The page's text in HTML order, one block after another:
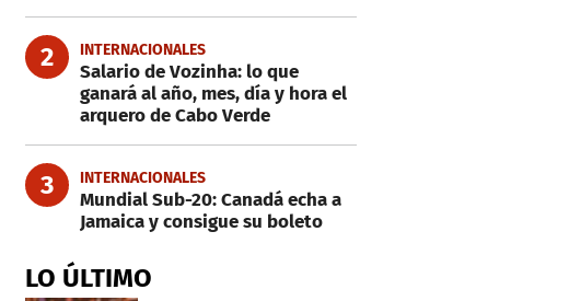
2 INTERNACIONALES
Salario de Vozinha: lo que
ganará al año, mes, día y hora el
arquero de Cabo Verde
3 INTERNACIONALES
Mundial Sub-20: Canadá echa a
Jamaica y consigue su boleto
LO ÚLTIMO